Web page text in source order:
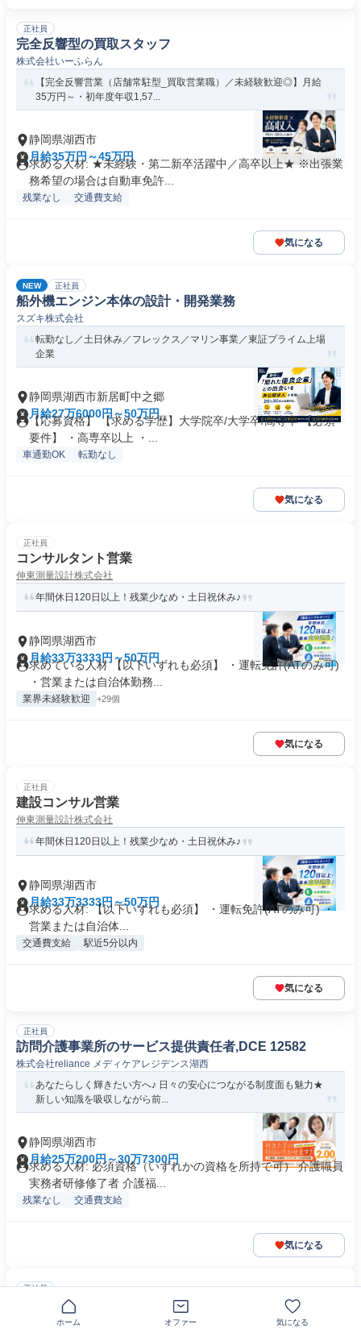
正社員
完全反響型の買取スタッフ
株式会社いーふらん
【完全反響営業（店舗常駐型_買取営業職）／未経験歓迎◎】月給
35万円～・初年度年収1,57...
静岡県湖西市
月給35万円～45万円
求める人材: ★未経験・第二新卒活躍中／高卒以上★ ※出張業
務希望の場合は自動車免許...
残業なし 交通費支給
気になる
NEW 正社員
船外機エンジン本体の設計・開発業務
スズキ株式会社
転勤なし／土日休み／フレックス／マリン事業／東証プライム上場
企業
静岡県湖西市新居町中之郷
月給27万6000円～50万円
【応募資格】 【求める学歴】大学院卒/大学卒/高専卒 【必須
要件】 ・高専卒以上 ・...
車通勤OK 転勤なし
気になる
正社員
コンサルタント営業
伸東測量設計株式会社
年間休日120日以上！残業少なめ・土日祝休み♪
静岡県湖西市
月給33万3333円～50万円
求めている人材 【以下いずれも必須】 ・運転免許(ATのみ可)
・営業または自治体勤務...
業界未経験歓迎 +29個
気になる
正社員
建設コンサル営業
伸東測量設計株式会社
年間休日120日以上！残業少なめ・土日祝休み♪
静岡県湖西市
月給33万3333円～50万円
求める人材: 【以下いずれも必須】 ・運転免許(ATのみ可) ・
営業または自治体...
交通費支給 駅近5分以内
気になる
正社員
訪問介護事業所のサービス提供責任者,DCE 12582
株式会社reliance メディケアレジデンス湖西
あなたらしく輝きたい方へ♪ 日々の安心につながる制度面も魅力★
新しい知識を吸収しながら前...
静岡県湖西市
月給25万200円～30万7300円
求める人材: 必須資格（いずれかの資格を所持で可） 介護職員
実務者研修修了者 介護福...
残業なし 交通費支給
気になる
正社員
【定時上がり可】理学療法士 (湖西市)病院シフト調整
がしやすい職場 UHR
ホーム オファー 気になる